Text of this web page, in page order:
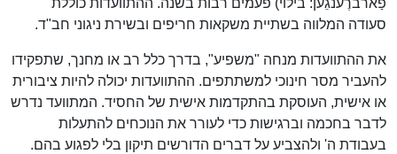
פַארברֶענגֵען: בילוי) פעמים רבות בשנה. ההתוועדות כוללת
סעודה המלווה בשתיית משקאות חריפים ובשירת ניגוני חב"ד.
את ההתוועדות מנחה "משפיע", בדרך כלל רב או מחנך, שתפקידו
להעביר מסר חינוכי למשתתפים. ההתוועדות יכולה להיות ציבורית
או אישית, העוסקת בהתקדמות אישית של החסיד. המתוועד נדרש
לדבר בחכמה וברגישות כדי לעורר את הנוכחים להתעלות
בעבודת ה' ולהצביע על דברים הדורשים תיקון בלי לפגוע בהם.